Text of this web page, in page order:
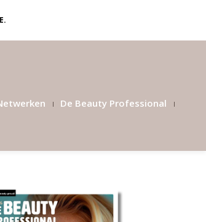
De Beauty Professional